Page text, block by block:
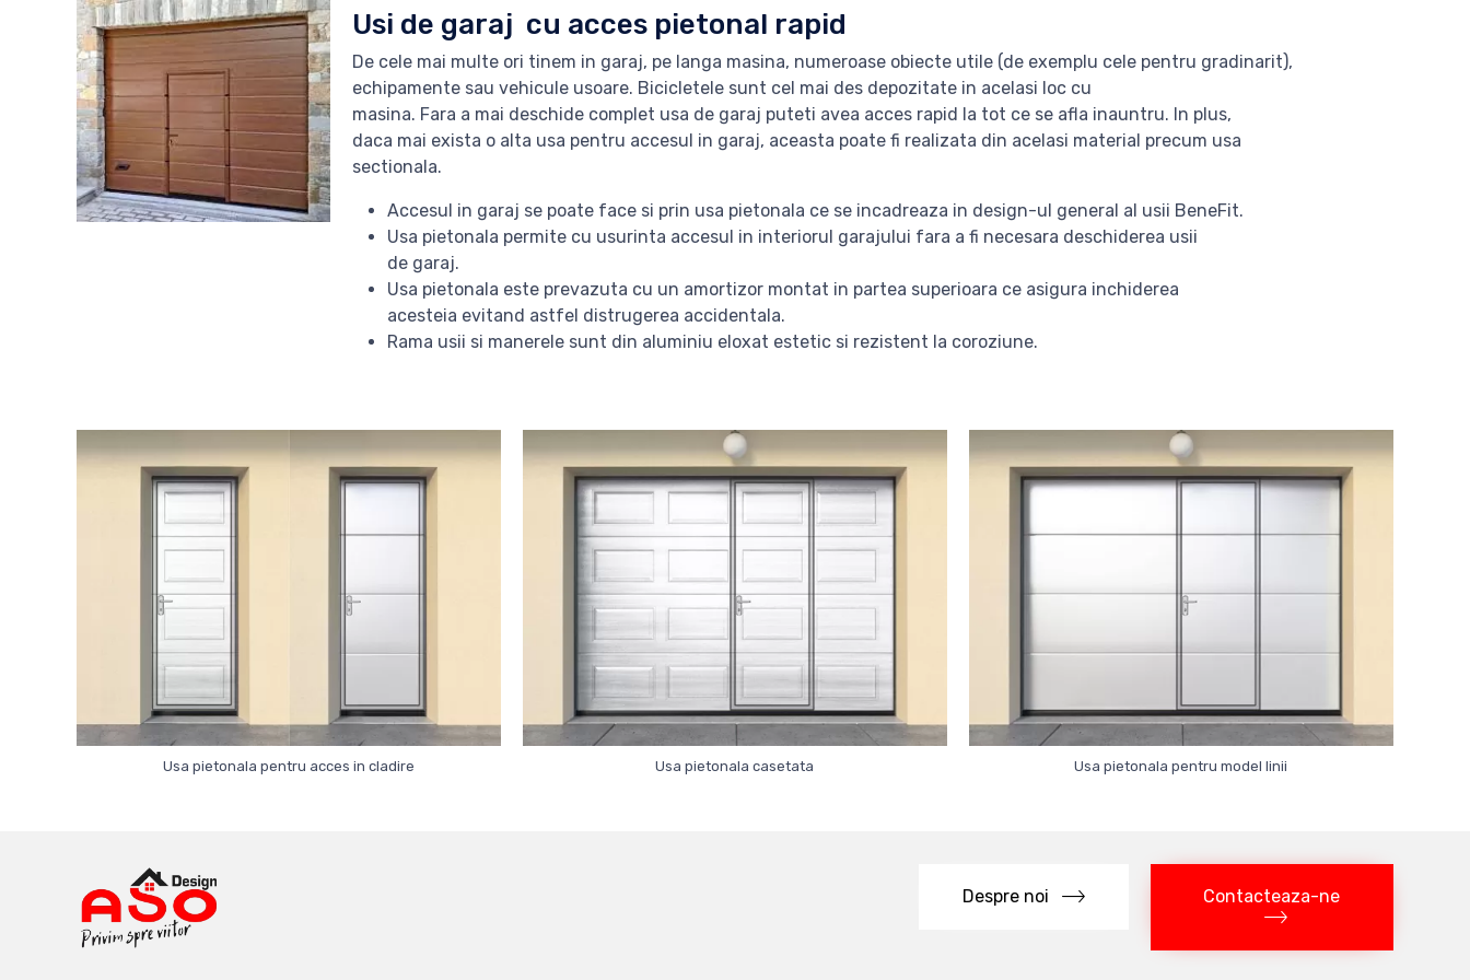
Usi de garaj cu acces pietonal rapid
De cele mai multe ori tinem in garaj, pe langa masina, numeroase obiecte utile (de exemplu cele pentru gradinarit),
echipamente sau vehicule usoare. Bicicletele sunt cel mai des depozitate in acelasi loc cu
masina. Fara a mai deschide complet usa de garaj puteti avea acces rapid la tot ce se afla inauntru. In plus,
daca mai exista o alta usa pentru accesul in garaj, aceasta poate fi realizata din acelasi material precum usa
sectionala.
Accesul in garaj se poate face si prin usa pietonala ce se incadreaza in design-ul general al usii BeneFit.
Usa pietonala permite cu usurinta accesul in interiorul garajului fara a fi necesara deschiderea usii
de garaj.
Usa pietonala este prevazuta cu un amortizor montat in partea superioara ce asigura inchiderea
acesteia evitand astfel distrugerea accidentala.
Rama usii si manerele sunt din aluminiu eloxat estetic si rezistent la coroziune.
Usa pietonala pentru acces in cladire Usa pietonala casetata Usa pietonala pentru model linii
Despre noi Contacteaza-ne